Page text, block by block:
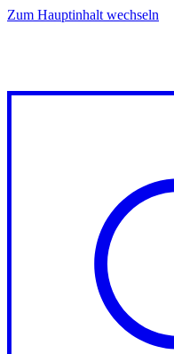
Zum Hauptinhalt wechseln